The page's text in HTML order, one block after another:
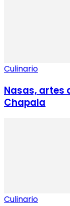
Culinario
Nasas, artes
Chapala
Culinario